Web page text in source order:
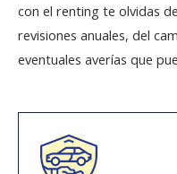
con el renting te olvidas
revisiones anuales, del
eventuales averías que